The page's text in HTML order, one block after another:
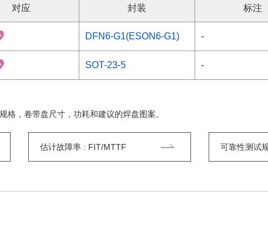
对应 封装 标注
DFN6-G1(ESON6-G1) -
SOT-23-5 -
格，卷带盘尺寸，功耗和建议的焊盘图案。
估计故障率 : FIT/MTTF 可靠性测试